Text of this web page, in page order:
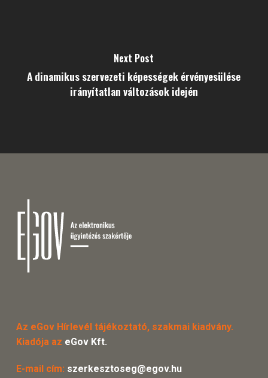
Next Post
A dinamikus szervezeti képességek érvényesülése
irányítatlan változások idején
Az eGov Hírlevél tájékoztató, szakmai kiadvány.
Kiadója az eGov Kft.
E-mail cím: szerkesztoseg@egov.hu